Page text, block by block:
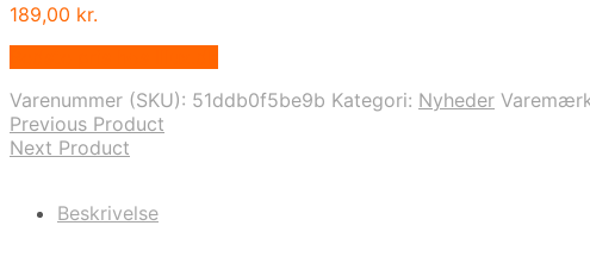
189,00 kr.
Varenummer (SKU): 51ddb0f5be9b Kategori: Nyheder
Previous Product
Next Product
Beskrivelse